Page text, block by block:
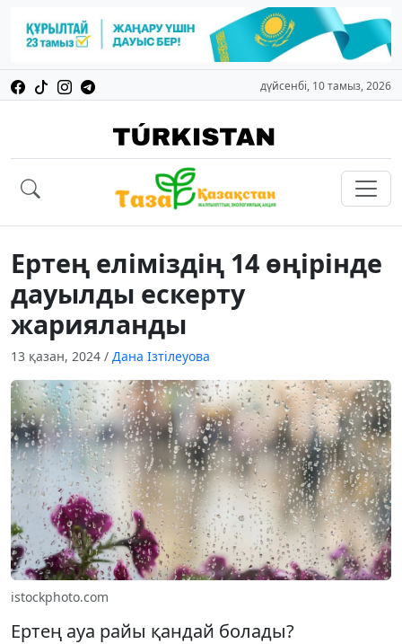
дүйсенбі, 10 тамыз, 2026
Ертең еліміздің 14 өңірінде
дауылды ескерту
жарияланды
13 қазан, 2024 / Дана Ізтілеуова
istockphoto.com
Ертең ауа райы қандай болады?